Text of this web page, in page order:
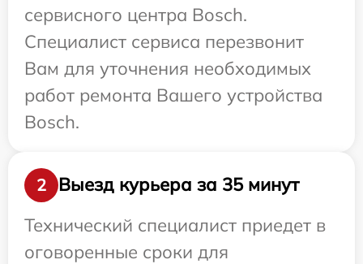
сервисного центра Bosch.
Специалист сервиса перезвонит
Вам для уточнения необходимых
работ ремонта Вашего устройства
Bosch.
2
Выезд курьера за 35 минут
Технический специалист приедет в
оговоренные сроки для